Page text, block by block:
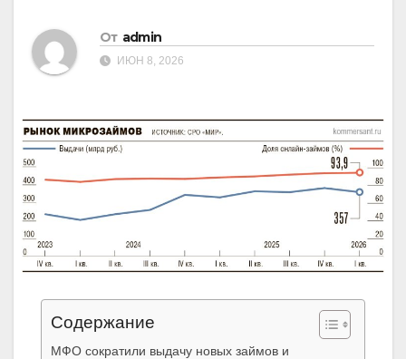
От admin
ИЮН 8, 2026
Содержание
МФО сократили выдачу новых займов и